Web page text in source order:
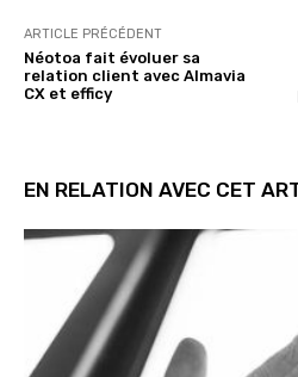
ARTICLE PRÉCÉDENT
Néotoa fait évoluer sa
relation client avec Almavia
CX et efficy
EN RELATION AVEC CET